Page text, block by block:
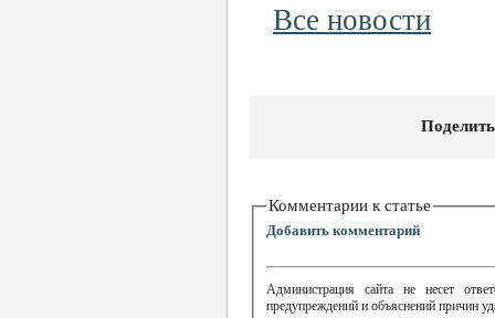
Все новости
Комментарии к статье
Добавить комментарий
Администрация сайта не несет
предупреждений и объяснений причин